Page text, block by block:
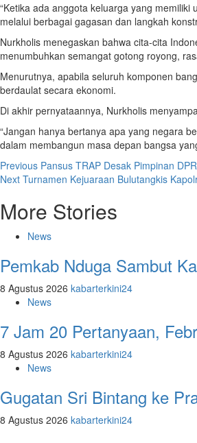
“Ketika ada anggota keluarga yang
melalui berbagai gagasan dan langkah
Nurkholis menegaskan bahwa cita-cita
menumbuhkan semangat gotong royong,
Menurutnya, apabila seluruh komponen
berdaulat secara ekonomi.
Di akhir pernyataannya, Nurkholis
“Jangan hanya bertanya apa yang negara
dalam membangun masa depan bangsa
Post
navigation
Previous Pansus TRAP Desak Pimpinan
Next Turnamen Kejuaraan Bulutangkis
More Stories
News
Pemkab Nduga Sambut
8 Agustus 2026 kabarterkini24
News
7 Jam 20 Pertanyaan,
8 Agustus 2026 kabarterkini24
News
Gugatan Sri Bintang ke
8 Agustus 2026 kabarterkini24